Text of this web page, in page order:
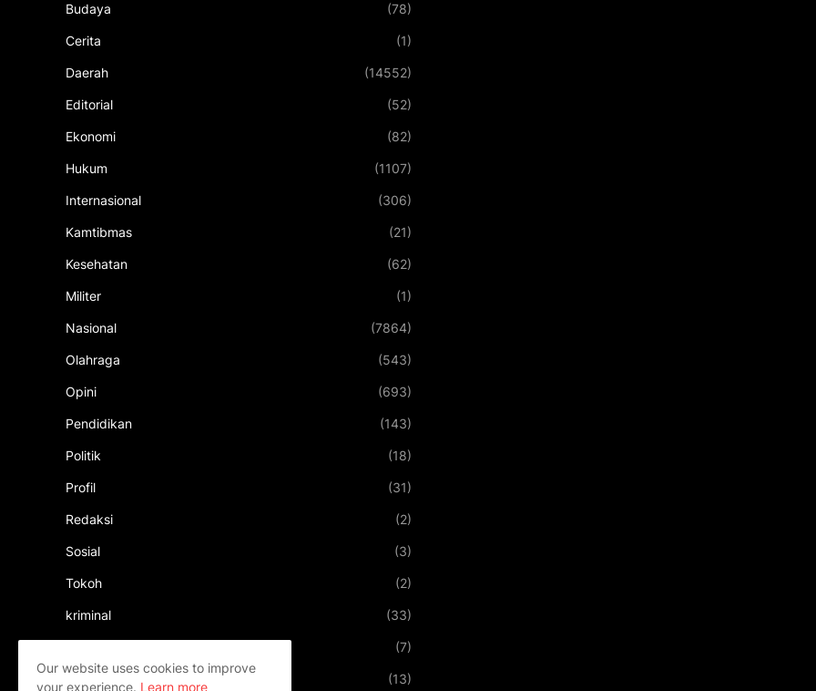
Budaya (78)
Cerita (1)
Daerah (14552)
Editorial (52)
Ekonomi (82)
Hukum (1107)
Internasional (306)
Kamtibmas (21)
Kesehatan (62)
Militer (1)
Nasional (7864)
Olahraga (543)
Opini (693)
Pendidikan (143)
Politik (18)
Profil (31)
Redaksi (2)
Sosial (3)
Tokoh (2)
kriminal (33)
(7)
pariwisata (13)
Our website uses cookies to improve
your experience. Learn more